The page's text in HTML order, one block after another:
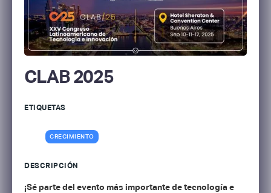
CLAB 2025
ETIQUETAS
CRECIMIENTO
DESCRIPCIÓN
¡Sé parte del evento más importante de tecnología e